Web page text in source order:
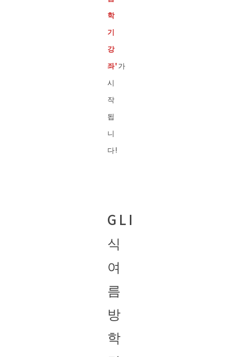
학
기
강
좌' 가
시
작
됩
니
다!
GLI
식
여
름
방
학